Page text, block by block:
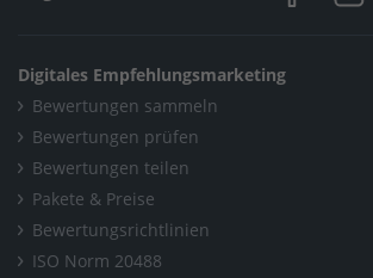
Digitales Empfehlungsmarketing
Bewertungen sammeln
Bewertungen prüfen
Bewertungen teilen
Pakete & Preise
Bewertungsrichtlinien
ISO Norm 20488